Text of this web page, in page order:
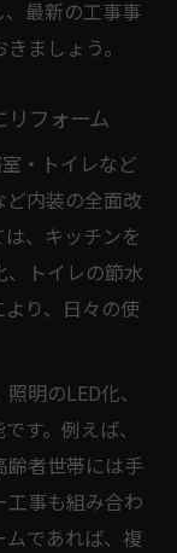
、最新の工事事
ましょう。
リフォーム
・トイレなど
ど内装の全面改
、キッチンを
、トイレの節水
り、日々の使
明のLED化、
す。例えば、
齢者世帯には手
工事も組み合わ
ムであれば、複